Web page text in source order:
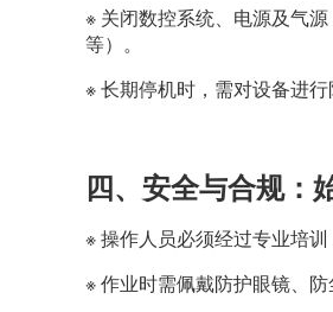
※ 关闭数控系统、电源及气
等）。
※ 长期停机时，需对设备进
四、安全与合规：
※ 操作人员必须经过专业培
※ 作业时需佩戴防护眼镜、